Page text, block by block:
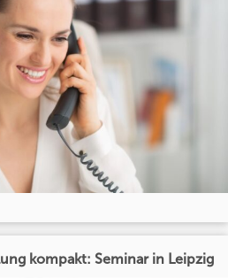
kompakt: Seminar in Leipzig